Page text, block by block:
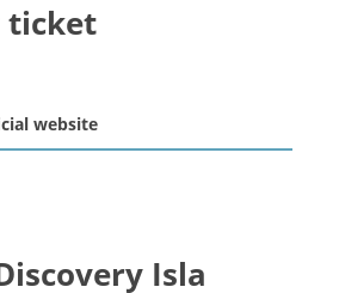
ticket
website
Isla